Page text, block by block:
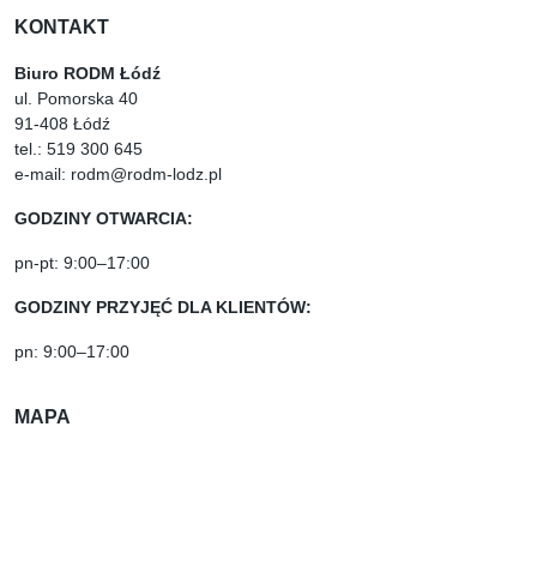
KONTAKT
Biuro RODM Łódź
ul. Pomorska 40
91-408 Łódź
tel.: 519 300 645
e-mail: rodm@rodm-lodz.pl
GODZINY OTWARCIA:
pn-pt: 9:00–17:00
GODZINY PRZYJĘĆ DLA KLIENTÓW:
pn: 9:00–17:00
MAPA